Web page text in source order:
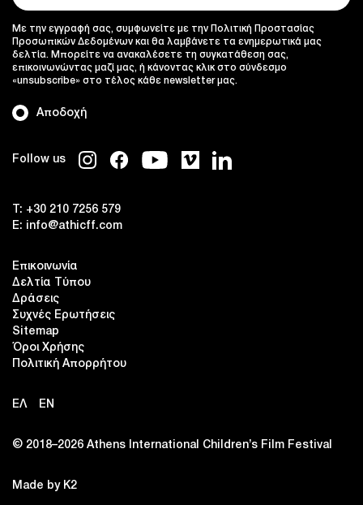
Follow us
T: +30 210 7256 579
E: info@athicff.com
Επικοινωνία
Δελτία Τύπου
Δράσεις
Συχνές Ερωτήσεις
Sitemap
Όροι Χρήσης
Πολιτική Απορρήτου
ΕΛ EN
Αποδοχή
Με την εγγραφή σας, συμφωνείτε με την Πολιτική Προστασίας
Προσωπικών Δεδομένων και θα λαμβάνετε τα ενημερωτικά μας
δελτία. Μπορείτε να ανακαλέσετε τη συγκατάθεση σας,
επικοινωνώντας μαζί μας, ή κάνοντας κλικ στο σύνδεσμο
«unsubscribe» στο τέλος κάθε newsletter μας.
© 2018–2026 Αthens International Children’s Film Festival
Made by K2